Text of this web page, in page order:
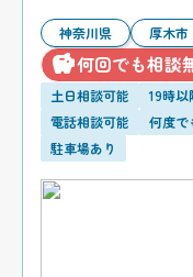
神奈川県 厚木市
何回でも相談
土日相談可能 19時以
電話相談可能
何度で
駐車場あり